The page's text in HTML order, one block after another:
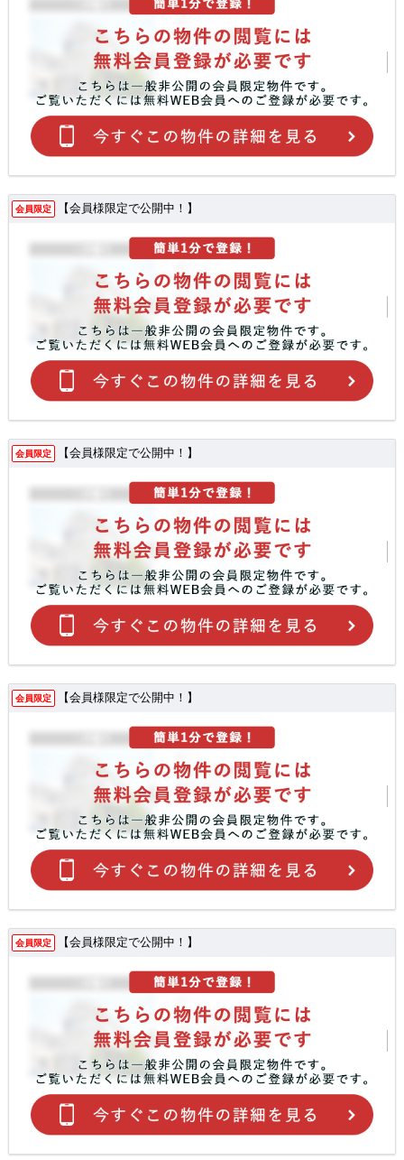
会員限定 【会員様限定で公開中！】
会員限定 【会員様限定で公開中！】
会員限定 【会員様限定で公開中！】
会員限定 【会員様限定で公開中！】